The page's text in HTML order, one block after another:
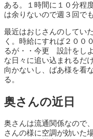
ある。１時間に１０分程
は余りないので週３回で
最近はおじさんのしてい
く。時給にすれば２００
るが・・今更 設計をし
な日々に追い込まれるだ
向かないし、ばあ様を看
る。
奥さんの近日
奥さんは流通関係なので
さんの様に空調が効いた